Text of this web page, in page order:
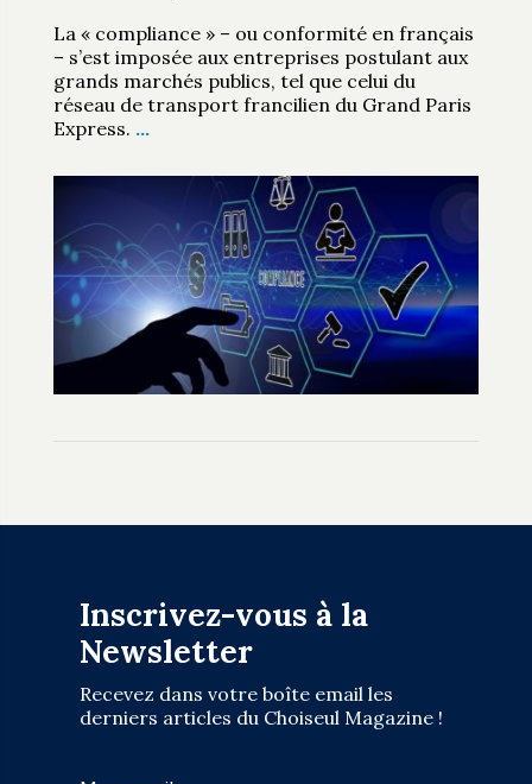
La « compliance » – ou conformité en français
– s’est imposée aux entreprises postulant aux
grands marchés publics, tel que celui du
réseau de transport francilien du Grand Paris
Express. …
Inscrivez-vous à la
Newsletter
Recevez dans votre boîte email les
derniers articles du Choiseul Magazine !